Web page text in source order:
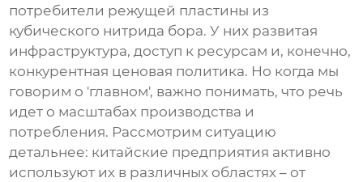
потребители режущей пластины из
кубического нитрида бора. У них развитая
инфраструктура, доступ к ресурсам и, конечно,
конкурентная ценовая политика. Но когда мы
говорим о 'главном', важно понимать, что речь
идет о масштабах производства и
потребления. Рассмотрим ситуацию
детальнее: китайские предприятия активно
используют их в различных областях – от